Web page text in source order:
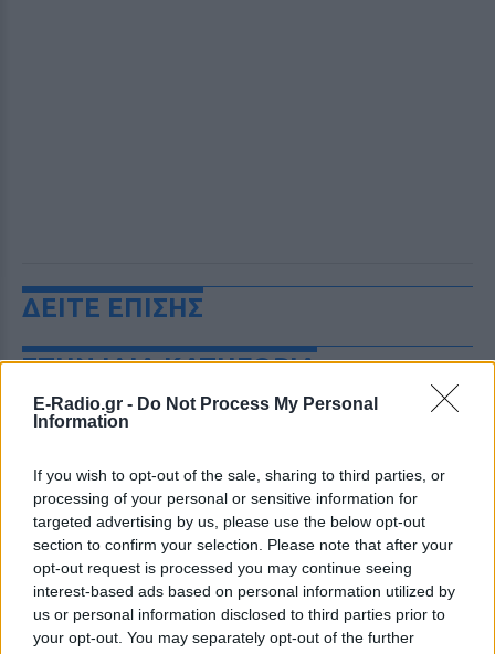
E-Radio.gr - Do Not Process My Personal
Information
If you wish to opt-out of the sale, sharing to third parties, or
processing of your personal or sensitive information for
targeted advertising by us, please use the below opt-out
section to confirm your selection. Please note that after your
opt-out request is processed you may continue seeing
interest-based ads based on personal information utilized by
us or personal information disclosed to third parties prior to
your opt-out. You may separately opt-out of the further
ΔΕΙΤΕ ΕΠΙΣΗΣ
ΣΤΗΝ ΙΔΙΑ ΚΑΤΗΓΟΡΙΑ
Νέα Αγχίαλος: Ηλικιωμένος
ΠΡΙΝ 9 ΏΡΕΣ
Μάθετε για τη σύλληψη 66χρονου που
αυνανιζόταν στη Νέα Αγχίαλο. Δείτε τις
λεπτομέρειες και την απόφαση του
δικαστηρίου. Διαβάστε τώρα!
Συνελήφθη για φόνο στο
Λονδίνο, αφέθηκε ελεύθερος